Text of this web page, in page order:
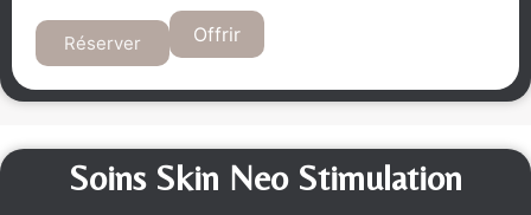
Réserver Offrir
Soins Skin Neo Stimulation